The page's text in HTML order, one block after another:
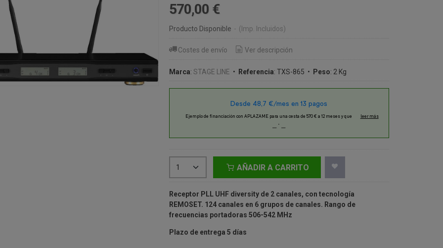
570,00 €
Producto Disponible - (Imp. Incluidos)
Costes de envío Ver descripción
Marca: STAGE LINE • Referencia: TXS-865 • Peso: 2 Kg
AÑADIR A CARRITO
Receptor PLL UHF diversity de 2 canales, con tecnología
REMOSET.
frecuencias portadoras 506-542 MHz
Plazo de entrega 5 días